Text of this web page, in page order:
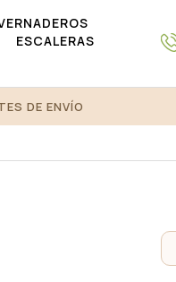
ESCALERAS
DE ENVÍO